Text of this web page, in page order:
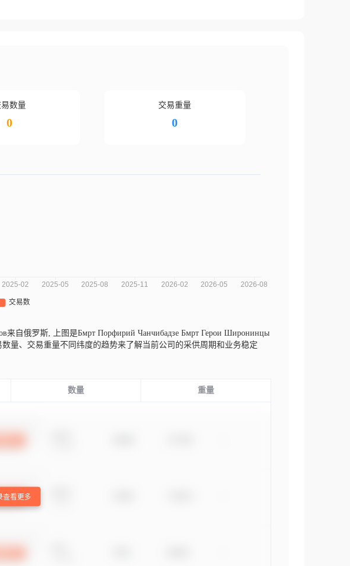
易数量
0
交易重量
0
来自俄罗斯,
上图是Бмрт Порфирий Чанчибадзе Бмрт Герои Широнинцы
量、交易重量不同纬度的趋势来了解当前公司的采供周期和业务稳定
数量 重量
查看更多